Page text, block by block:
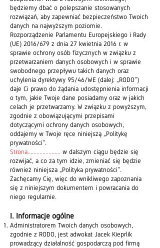
będziemy dbać o polepszanie stosowanych
rozwiązań, aby zapewniać bezpieczeństwo Twoich
danych na najwyższym poziomie.
Rozporządzenie Parlamentu Europejskiego i Rady
(UE) 2016/679 z dnia 27 kwietnia 2016 r. w
sprawie ochrony osób fizycznych w związku z
przetwarzaniem danych osobowych i w sprawie
swobodnego przepływu takich danych oraz
uchylenia dyrektywy 95/46/WE (dalej: „RODO”)
daje Ci prawo do żądania udostępnienia informacji
o tym, jakie Twoje dane posiadamy oraz w jakich
celach je przetwarzamy. W związku z powyższym,
zgodnie z obowiązującymi przepisami
dotyczącymi ochrony danych osobowych,
oddajemy w Twoje ręce niniejszą „Politykę
prywatności”.
Strona...................... w dalszym ciągu będzie się
rozwijać, a co za tym idzie, zmieniać się będzie
również niniejsza „Polityka prywatności”.
Zachęcamy Cię, więc do wnikliwego zapoznania
się z niniejszym dokumentem i powracania do
niego regularnie.
I. Informacje ogólne
Administratorem Twoich danych osobowych,
zgodnie z RODO, jest adwokat Jacek Kieprlik
prowadzący działalność gospodarczą pod firmą